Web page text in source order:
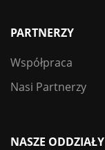
PARTNERZY
Współpraca
Nasi Partnerzy
NASZE ODDZIAŁY